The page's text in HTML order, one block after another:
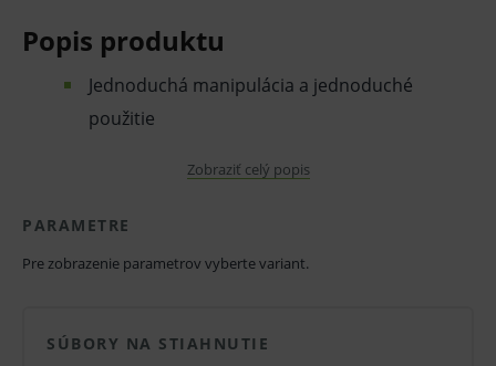
Popis produktu
Jednoduchá manipulácia a jednoduché
použitie
Dobrá materiálová znášanlivosť
Mikrozid® AF wipes sa odporúča na rýchlu dezinfekciu
Zobraziť celý popis
PARAMETRE
Pre zobrazenie parametrov vyberte variant.
SÚBORY NA STIAHNUTIE